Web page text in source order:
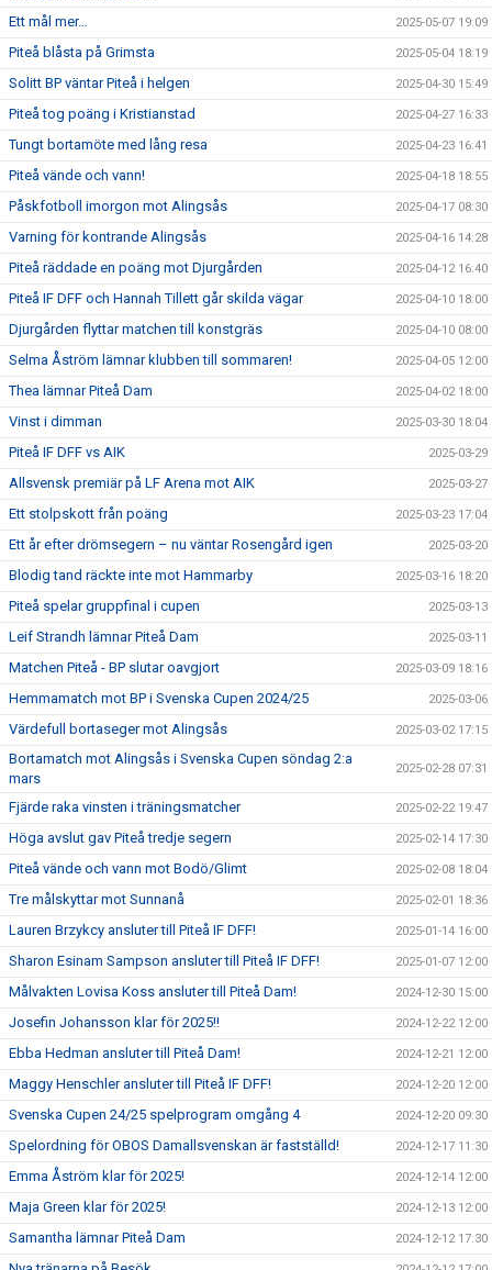
Ett mål mer… 2025-05-07 19:09
Piteå blåsta på Grimsta 2025-05-04 18:19
Solitt BP väntar Piteå i helgen 2025-04-30 15:49
Piteå tog poäng i Kristianstad 2025-04-27 16:33
Tungt bortamöte med lång resa 2025-04-23 16:41
Piteå vände och vann! 2025-04-18 18:55
Påskfotboll imorgon mot Alingsås 2025-04-17 08:30
Varning för kontrande Alingsås 2025-04-16 14:28
Piteå räddade en poäng mot Djurgården 2025-04-12 16:40
Piteå IF DFF och Hannah Tillett går skilda vägar 2025-04-10 18:00
Djurgården flyttar matchen till konstgräs 2025-04-10 08:00
Selma Åström lämnar klubben till sommaren! 2025-04-05 12:00
Thea lämnar Piteå Dam 2025-04-02 18:00
Vinst i dimman 2025-03-30 18:04
Piteå IF DFF vs AIK 2025-03-29
Allsvensk premiär på LF Arena mot AIK 2025-03-27
Ett stolpskott från poäng 2025-03-23 17:04
Ett år efter drömsegern – nu väntar Rosengård igen 2025-03-20
Blodig tand räckte inte mot Hammarby 2025-03-16 18:20
Piteå spelar gruppfinal i cupen 2025-03-13
Leif Strandh lämnar Piteå Dam 2025-03-11
Matchen Piteå - BP slutar oavgjort 2025-03-09 18:16
Hemmamatch mot BP i Svenska Cupen 2024/25 2025-03-06
Värdefull bortaseger mot Alingsås 2025-03-02 17:15
Bortamatch mot Alingsås i Svenska Cupen söndag 2:a
mars
2025-02-28 07:31
Fjärde raka vinsten i träningsmatcher 2025-02-22 19:47
Höga avslut gav Piteå tredje segern 2025-02-14 17:30
Piteå vände och vann mot Bodö/Glimt 2025-02-08 18:04
Tre målskyttar mot Sunnanå 2025-02-01 18:36
Lauren Brzykcy ansluter till Piteå IF DFF! 2025-01-14 16:00
Sharon Esinam Sampson ansluter till Piteå IF DFF! 2025-01-07 12:00
Målvakten Lovisa Koss ansluter till Piteå Dam! 2024-12-30 15:00
Josefin Johansson klar för 2025!! 2024-12-22 12:00
Ebba Hedman ansluter till Piteå Dam! 2024-12-21 12:00
Maggy Henschler ansluter till Piteå IF DFF! 2024-12-20 12:00
Svenska Cupen 24/25 spelprogram omgång 4 2024-12-20 09:30
Spelordning för OBOS Damallsvenskan är fastställd! 2024-12-17 11:30
Emma Åström klar för 2025! 2024-12-14 12:00
Maja Green klar för 2025! 2024-12-13 12:00
Samantha lämnar Piteå Dam 2024-12-12 17:30